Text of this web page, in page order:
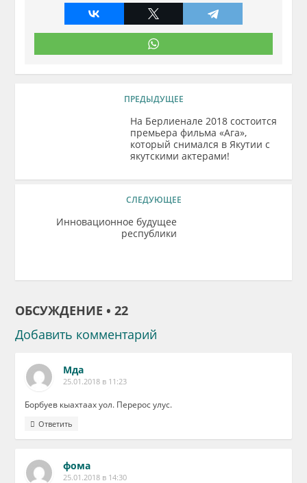
ПРЕДЫДУЩЕЕ
На Берлиенале 2018 состоится
премьера фильма «Ага»,
который снимался в Якутии с
якутскими актерами!
СЛЕДУЮЩЕЕ
Инновационное будущее
республики
ОБСУЖДЕНИЕ • 22
Добавить комментарий
Мда
25.01.2018 в 11:23
Борбуев кыахтаах уол. Перерос улус.
Ответить
фома
25.01.2018 в 14:30